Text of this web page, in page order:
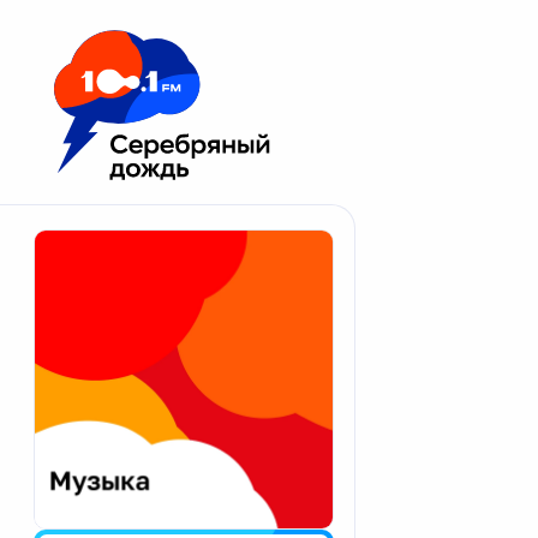
Москва 100.1 FM
Апатиты
Екатеринбург
Калининград
Калуга